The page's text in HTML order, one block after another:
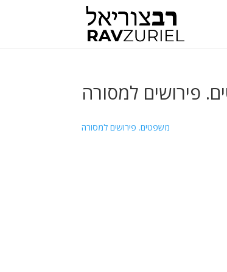
פירושים למסורה
משפטים. פירושים למסורה